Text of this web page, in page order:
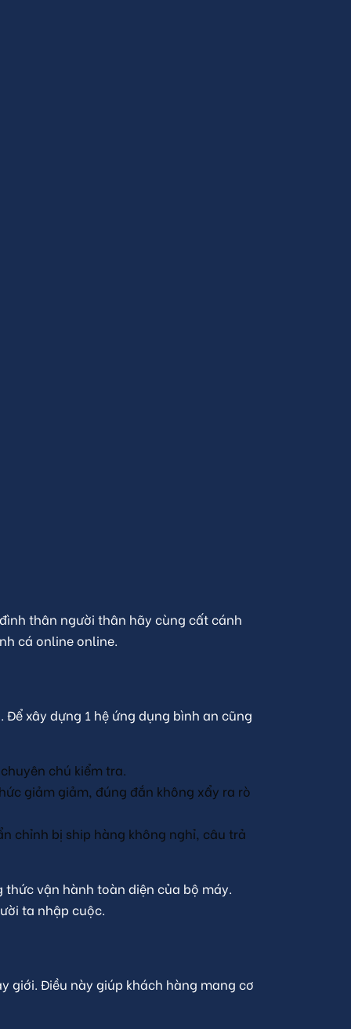
thân người thân hãy cùng cất cánh
cá online online.
xây dựng 1 hệ ứng dụng bình an cũng
chú kiểm tra.
giảm giảm, đúng đắn không xẩy ra rò
chỉnh bị ship hàng không nghỉ, câu trả
vận hành toàn diện của bộ máy.
ta nhập cuộc.
giới. Điều này giúp khách hàng mang cơ